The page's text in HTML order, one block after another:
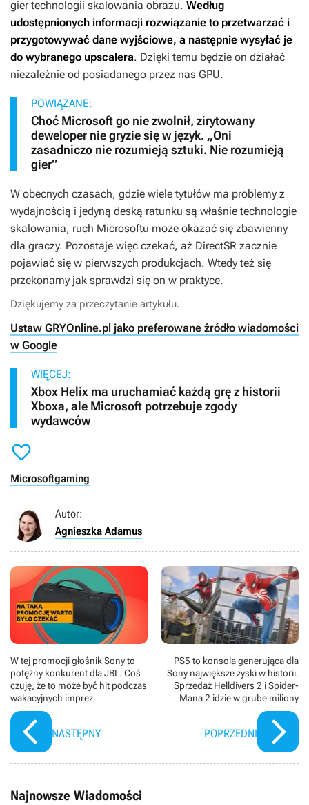
gier technologii skalowania obrazu. Według
udostępnionych informacji rozwiązanie to przetwarzać i
przygotowywać dane wyjściowe, a następnie wysyłać je
do wybranego upscalera. Dzięki temu będzie on działać
niezależnie od posiadanego przez nas GPU.
POWIĄZANE:
Choć Microsoft go nie zwolnił, zirytowany
deweloper nie gryzie się w język. „Oni
zasadniczo nie rozumieją sztuki. Nie rozumieją
gier”
W obecnych czasach, gdzie wiele tytułów ma problemy z
wydajnością i jedyną deską ratunku są właśnie technologie
skalowania, ruch Microsoftu może okazać się zbawienny
dla graczy. Pozostaje więc czekać, aż DirectSR zacznie
pojawiać się w pierwszych produkcjach. Wtedy też się
przekonamy jak sprawdzi się on w praktyce.
Dziękujemy za przeczytanie artykułu.
Ustaw GRYOnline.pl jako preferowane źródło wiadomości
w Google
WIĘCEJ:
Xbox Helix ma uruchamiać każdą grę z historii
Xboxa, ale Microsoft potrzebuje zgody
wydawców

Microsoftgaming
Autor:
Agnieszka Adamus
W tej promocji głośnik Sony to
potężny konkurent dla JBL. Coś
czuję, że to może być hit podczas
wakacyjnych imprez
NASTĘPNY
PS5 to konsola generująca dla
Sony największe zyski w historii.
Sprzedaż Helldivers 2 i Spider-
Mana 2 idzie w grube miliony
POPRZEDNI
Najnowsze Wiadomości